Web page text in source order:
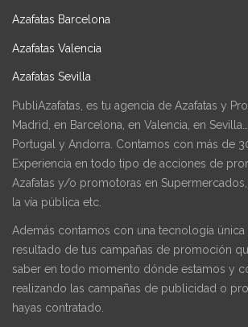
Azafatas Barcelona
Azafatas Valencia
Azafatas Sevilla
PubliAzafatas, es tu agencia de Azafatas y
Madrid, en Barcelona, en Valencia, en
Portugal y Andorra. Contamos con más de
Experiencia en todo tipo de acciones de
Azafatas y/o promotoras en Supermercados,
la vía pública etc.
Además contamos con una tecnología única
resultado de tus campañas de promoción
saber en todo momento dónde estamos y
realizando las campañas de publicidad o
hayas contratado.